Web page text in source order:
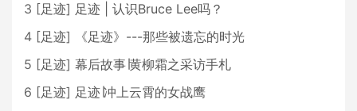
3 [足迹] 足迹 | 认识Bruce Lee吗？
4 [足迹]
《足迹》---那些被遗忘的时光
5 [足迹] 幕后故事∣黄柳霜之采访手札
6 [足迹] 足迹∣冲上云霄的女战鹰